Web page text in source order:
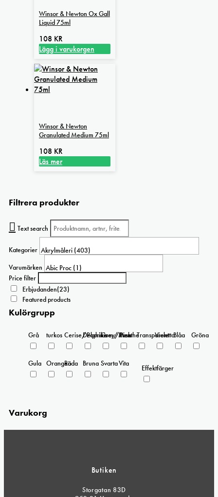
Winsor & Newton Ox Gall
Liquid 75ml
108 KR
Lägg i varukorgen
Winsor & Newton
Granulated Medium 75ml
108 KR
Läs mer
Filtrera produkter
Text search
Kategorier
Varumärken
Price filter
Erbjudanden(23)
Featured products
Kulörgrupp
Grå turkos Cerise/Paprika
Delphinium/Menthe
Grey/Pink
Rosa Transparent
ViolettaBlåa Gröna
Gula OrangeaRöda Bruna SvartaVita
Effektfärger
Varukorg
Butiken
Storgatan 83D